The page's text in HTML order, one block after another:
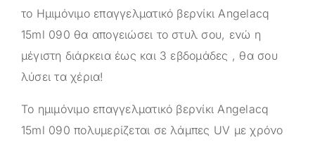
το Ημιμόνιμο επαγγελματικό βερνίκι Angelacq
15ml 090 θα απογειώσει το στυλ σου, ενώ η
μέγιστη διάρκεια έως και 3 εβδομάδες , θα σου
λύσει τα χέρια!
Το ημιμόνιμο επαγγελματικό βερνίκι Angelacq
15ml 090 πολυμερίζεται σε λάμπες UV με χρόνο